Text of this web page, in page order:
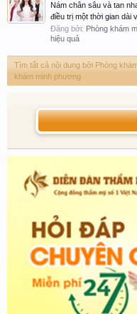
Nám chân sâu và tan
điều trị một thời gian dài
Đăng bởi: Phòng khám
hiệu quả
Tìm tất cả nội dung bởi Phòng
khám minh phương